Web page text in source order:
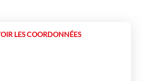
LES COORDONNÉES